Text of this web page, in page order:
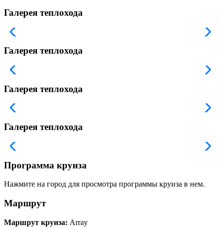
Галерея теплохода
Галерея теплохода
Галерея теплохода
Галерея теплохода
Программа круиза
Нажмите на город для просмотра программы круиза в нем.
Маршрут
Маршрут круиза: Array